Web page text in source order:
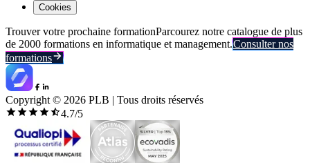
Cookies
Trouver votre prochaine formationParcourez notre catalogue de plus
de 2000 formations en informatique et management.Consulter nos
formations
Copyright © 2026 PLB | Tous droits réservés
4.7/5